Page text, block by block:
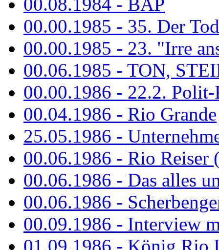
00.00.1985 - 35. Der
00.00.1985 - 23. "Irre
00.06.1985 - TON,
00.00.1986 - 22.2.
00.04.1986 - Rio Grande
25.05.1986 -
00.06.1986 - Rio Reiser
00.06.1986 - Das alles
00.06.1986 -
00.09.1986 - Interview
01.09.1986 - König Rio